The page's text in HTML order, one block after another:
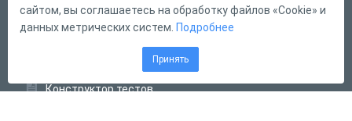
Форма обратной связи
Конструктор тестов
сайтом, вы соглашаетесь на обработку файлов «Cookie» и
данных метрических систем. Подробнее
Принять